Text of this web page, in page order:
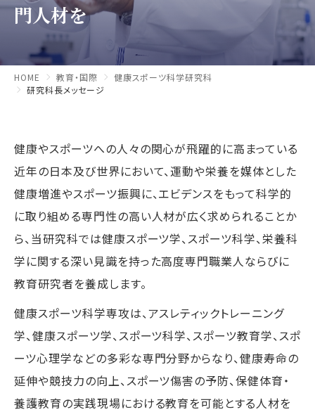
門人材を
HOME 教育・国際
健康スポーツ科学研究科
研究科長メッセージ
健康やスポーツへの人々の関心が飛躍的に高まっている
近年の日本及び世界において、運動や栄養を媒体とした
健康増進やスポーツ振興に、エビデンスをもって科学的
に取り組める専門性の高い人材が広く求められることか
ら、当研究科では健康スポーツ学、スポーツ科学、栄養科
学に関する深い見識を持った高度専門職業人ならびに
教育研究者を養成します。
健康スポーツ科学専攻は、アスレティックトレーニング
学、健康スポーツ学、スポーツ科学、スポーツ教育学、スポ
ーツ心理学などの多彩な専門分野からなり、健康寿命の
延伸や競技力の向上、スポーツ傷害の予防、保健体育・
養護教育の実践現場における教育を可能とする人材を